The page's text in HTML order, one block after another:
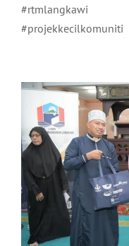
#rtmlangkawi
#projekkecilkomuniti